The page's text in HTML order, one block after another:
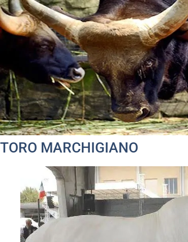
TORO MARCHIGIANO